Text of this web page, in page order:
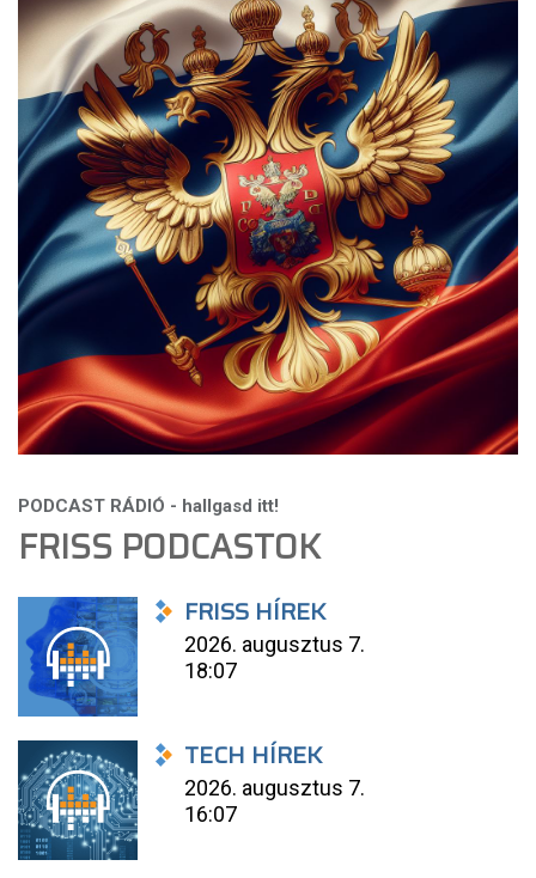
FRISS PODCASTOK
FRISS HÍREK
2026. augusztus 7.
18:07
TECH HÍREK
2026. augusztus 7.
16:07